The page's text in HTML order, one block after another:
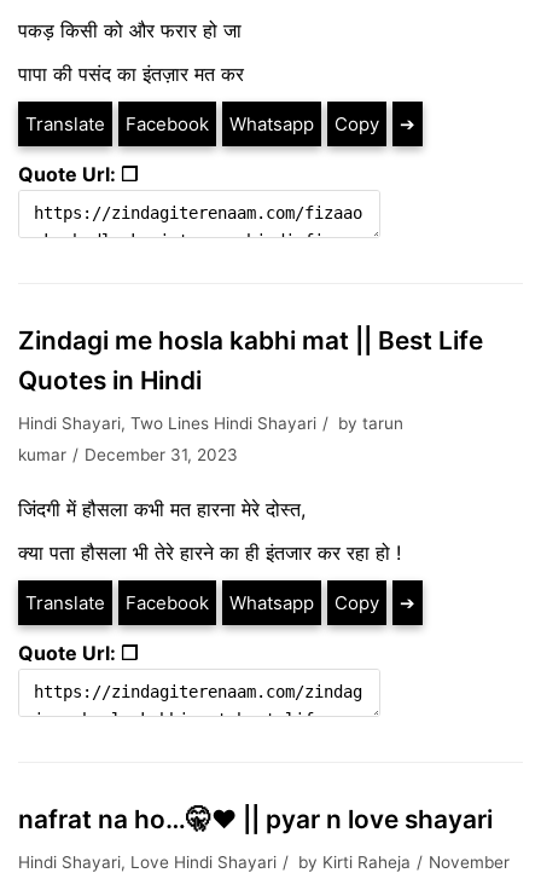
पकड़ किसी को और फरार हो जा
पापा की पसंद का इंतज़ार मत कर
Translate Facebook Whatsapp Copy ➔
Quote Url: ❐
Zindagi me hosla kabhi mat || Best Life
Quotes in Hindi
Hindi Shayari, Two Lines Hindi Shayari by tarun
kumar
December 31, 2023
जिंदगी में हौसला कभी मत हारना मेरे दोस्त,
क्या पता हौसला भी तेरे हारने का ही इंतजार कर रहा हो !
Translate Facebook Whatsapp Copy ➔
Quote Url: ❐
nafrat na ho…🤫♥️ || pyar n love shayari
Hindi Shayari, Love Hindi Shayari by Kirti Raheja
November